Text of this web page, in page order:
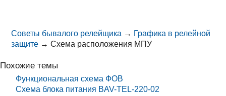
Советы бывалого релейщика → Графика в релейной
защите →Схема расположения МПУ
Похожие темы
Функциональная схема ФОВ
Схема блока питания BAV-TEL-220-02